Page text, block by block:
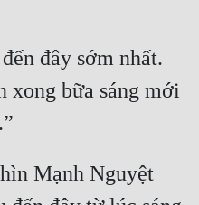
đây sớm nhất.
xong bữa sáng mới
Mạnh Nguyệt